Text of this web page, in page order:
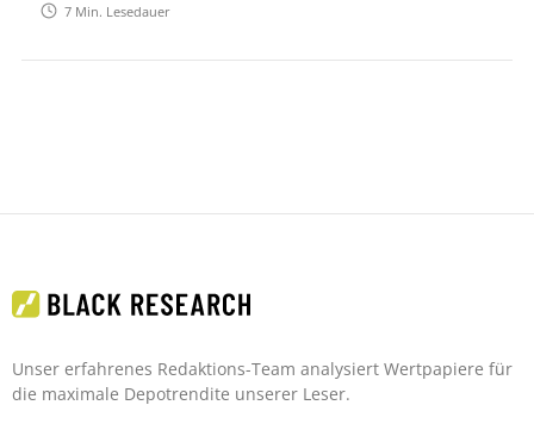
7 Min. Lesedauer
Unser erfahrenes Redaktions-Team analysiert Wertpapiere für
die maximale Depotrendite unserer Leser.